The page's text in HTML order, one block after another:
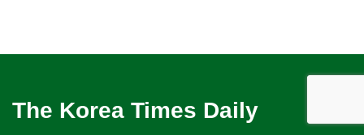
The Korea Times Daily